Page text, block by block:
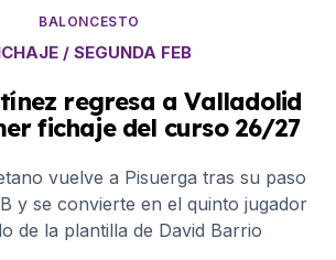
BALONCESTO
/ SEGUNDA FEB
regresa a Valladolid
fichaje del curso 26/27
vuelve a Pisuerga tras su paso
y se convierte en el quinto jugador
de la plantilla de David Barrio